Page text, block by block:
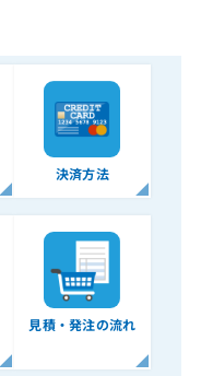
決済方法
見積・発注の流れ